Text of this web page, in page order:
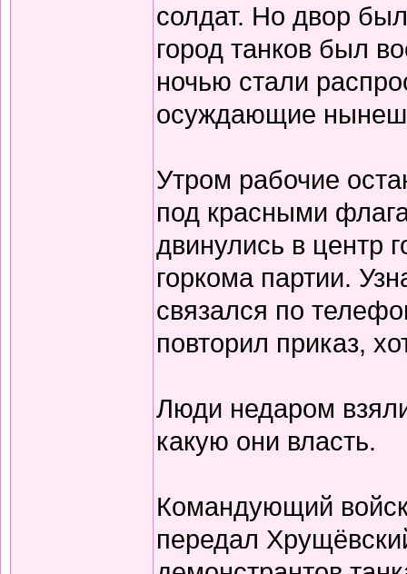
солдат. Но двор
город танков был
ночью стали
осуждающие
Утром рабочие
под красными
двинулись в центр
горкома партии.
связался по
повторил приказ,
Люди недаром
какую они власть.
Командующий
передал